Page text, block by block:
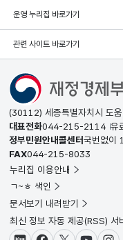
운영 누리집 바로가기
관련 사이트 바로가기
(30112) 세종특별자치시 도
대표전화044-215-2114 유
정부민원안내콜센터국번없이
FAX044-215-8033
누리집 이용안내
ㄱ~ㅎ 색인
문서보기 내려받기
최신 정보 자동 제공(RSS) 서
블로그페이스북X(트위터)유튜브인스타